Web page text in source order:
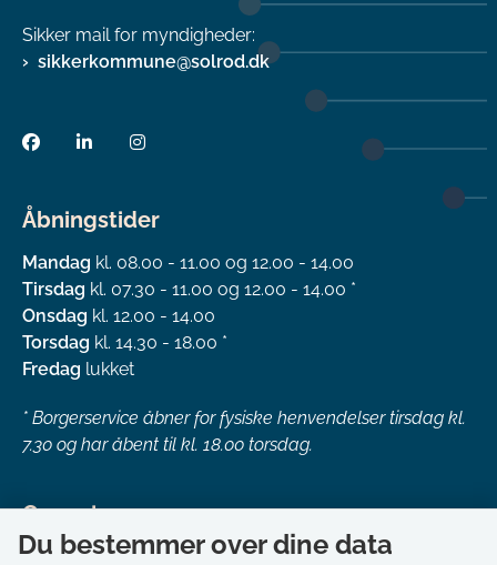
Sikker mail for myndigheder:
sikkerkommune@solrod.dk
Åbningstider
Mandag kl. 08.00 - 11.00 og 12.00 - 14.00
Tirsdag kl. 07.30 - 11.00 og 12.00 - 14.00 *
Onsdag kl. 12.00 - 14.00
Torsdag kl. 14.30 - 18.00 *
Fredag lukket
* Borgerservice åbner for fysiske henvendelser tirsdag kl.
7.30 og har åbent til kl. 18.00 torsdag.
Genveje
Du bestemmer over dine data